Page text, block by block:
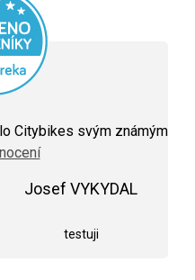
Citybikes svým známým
Josef VYKYDAL
testuji